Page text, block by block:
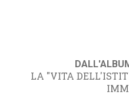
LA "VITA